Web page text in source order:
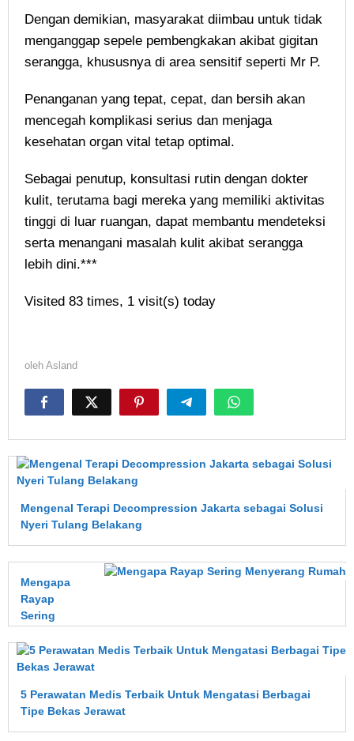
Dengan demikian, masyarakat diimbau untuk tidak
menganggap sepele pembengkakan akibat gigitan
serangga, khususnya di area sensitif seperti Mr P.
Penanganan yang tepat, cepat, dan bersih akan
mencegah komplikasi serius dan menjaga
kesehatan organ vital tetap optimal.
Sebagai penutup, konsultasi rutin dengan dokter
kulit, terutama bagi mereka yang memiliki aktivitas
tinggi di luar ruangan, dapat membantu mendeteksi
serta menangani masalah kulit akibat serangga
lebih dini.***
Visited 83 times, 1 visit(s) today
oleh Asland
Mengenal Terapi Decompression Jakarta sebagai Solusi
Nyeri Tulang Belakang
Mengapa
Rayap
Sering
Rumah?
Kenali
Dampak,
dan Cara
Mencegahnya
5 Perawatan Medis Terbaik Untuk Mengatasi Berbagai
Tipe Bekas Jerawat